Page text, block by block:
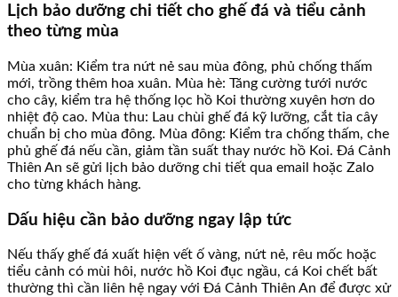
Lịch bảo dưỡng chi tiết cho ghế đá và tiểu cảnh
theo từng mùa
Mùa xuân: Kiểm tra nứt nẻ sau mùa đông, phủ chống thấm
mới, trồng thêm hoa xuân. Mùa hè: Tăng cường tưới nước
cho cây, kiểm tra hệ thống lọc hồ Koi thường xuyên hơn do
nhiệt độ cao. Mùa thu: Lau chùi ghế đá kỹ lưỡng, cắt tỉa cây
chuẩn bị cho mùa đông. Mùa đông: Kiểm tra chống thấm, che
phủ ghế đá nếu cần, giảm tần suất thay nước hồ Koi. Đá Cảnh
Thiên An sẽ gửi lịch bảo dưỡng chi tiết qua email hoặc Zalo
cho từng khách hàng.
Dấu hiệu cần bảo dưỡng ngay lập tức
Nếu thấy ghế đá xuất hiện vết ố vàng, nứt nẻ, rêu mốc hoặc
tiểu cảnh có mùi hôi, nước hồ Koi đục ngầu, cá Koi chết bất
thường thì cần liên hệ ngay với Đá Cảnh Thiên An để được xử